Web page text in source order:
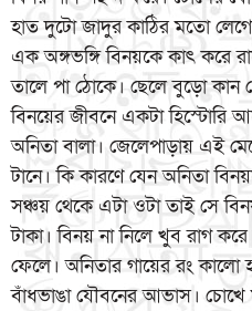
হাত দুটো জাদুর কাঠির মতো
এক অঙ্গভঙ্গি বিনয়কে কাৎ করে
তালে পা ঠোকে। ছেলে বুড়ো কান
বিনয়ের জীবনে একটা হিস্টোরি
অনিতা বালা। জেলেপাড়ায় এই
টানে। কি কারণে যেন অনিতা
সঞ্চয় থেকে এটা ওটা তাই সে
টাকা। বিনয় না নিলে খুব রাগ
ফেলে। অনিতার গায়ের রং কালো
বাঁধভাঙা যৌবনের আভাস।